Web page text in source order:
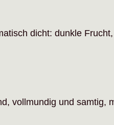
dicht: dunkle
vollmundig und samtig,